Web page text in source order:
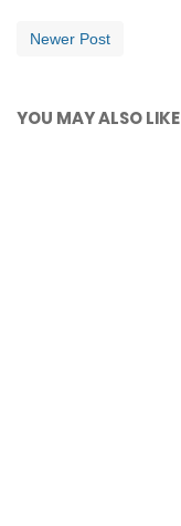
Newer Post
YOU MAY ALSO LIKE